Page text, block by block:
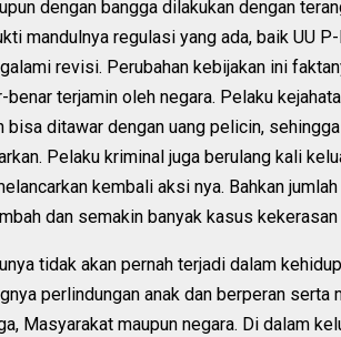
dengan bangga dilakukan dengan
mandulnya regulasi yang ada, baik UU
revisi. Perubahan kebijakan ini
benar terjamin oleh negara. Pelaku
bisa ditawar dengan uang pelicin,
Pelaku kriminal juga berulang kali
kembali aksi nya. Bahkan
dan semakin banyak kasus
tidak akan pernah terjadi dalam
perlindungan anak dan berperan serta
Masyarakat maupun negara. Di dalam